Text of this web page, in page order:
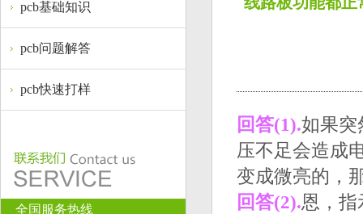
pcb基础知识
pcb问题解答
pcb快速打样
全国服务热线
回答(1).如果突
压不足会造成
变成微亮的，
回答(2).恩，指